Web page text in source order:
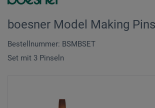
boesner Model Making
Bestellnummer: BSMBSET
Set mit 3 Pinseln